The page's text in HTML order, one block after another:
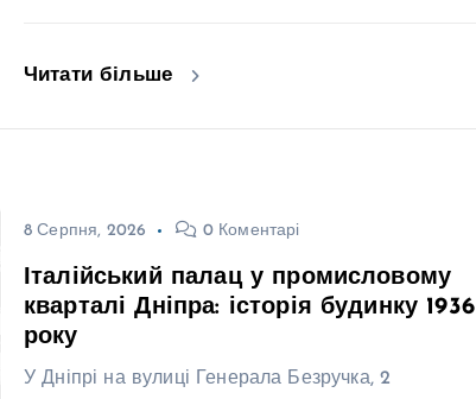
Читати більше
8 Серпня, 2026 0 Коментарі
Італійський палац у промисловому
кварталі Дніпра: історія будинку 1936
року
У Дніпрі на вулиці Генерала Безручка, 2